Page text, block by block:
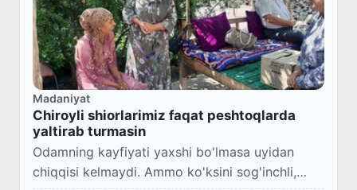
Madaniyat
Chiroyli shiorlarimiz faqat peshtoqlarda
yaltirab turmasin
Odamning kayfiyati yaxshi bo'lmasa uyidan
chiqqisi kelmaydi. Ammo ko'ksini sog'inchli,